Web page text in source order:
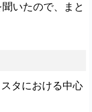
いたので、まと
タにおける中心